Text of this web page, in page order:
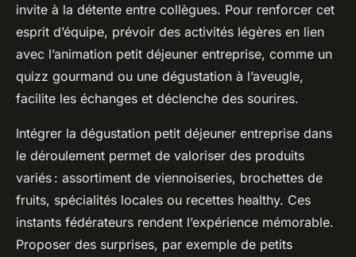
invite à la détente entre collègues. Pour renforcer cet
esprit d’équipe, prévoir des activités légères en lien
avec l’animation petit déjeuner entreprise, comme un
quizz gourmand ou une dégustation à l’aveugle,
facilite les échanges et déclenche des sourires.
Intégrer la dégustation petit déjeuner entreprise dans
le déroulement permet de valoriser des produits
variés : assortiment de viennoiseries, brochettes de
fruits, spécialités locales ou recettes healthy. Ces
instants fédérateurs rendent l’expérience mémorable.
Proposer des surprises, par exemple de petits